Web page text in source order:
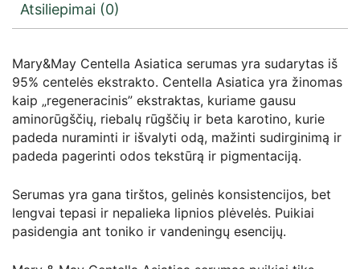
Atsiliepimai (0)
Mary&May Centella Asiatica serumas yra sudarytas iš
95% centelės ekstrakto. Centella Asiatica yra žinomas
kaip „regeneracinis” ekstraktas, kuriame gausu
aminorūgščių, riebalų rūgščių ir beta karotino, kurie
padeda nuraminti ir išvalyti odą, mažinti sudirginimą ir
padeda pagerinti odos tekstūrą ir pigmentaciją.
Serumas yra gana tirštos, gelinės konsistencijos, bet
lengvai tepasi ir nepalieka lipnios plėvelės. Puikiai
pasidengia ant toniko ir vandeningų esencijų.